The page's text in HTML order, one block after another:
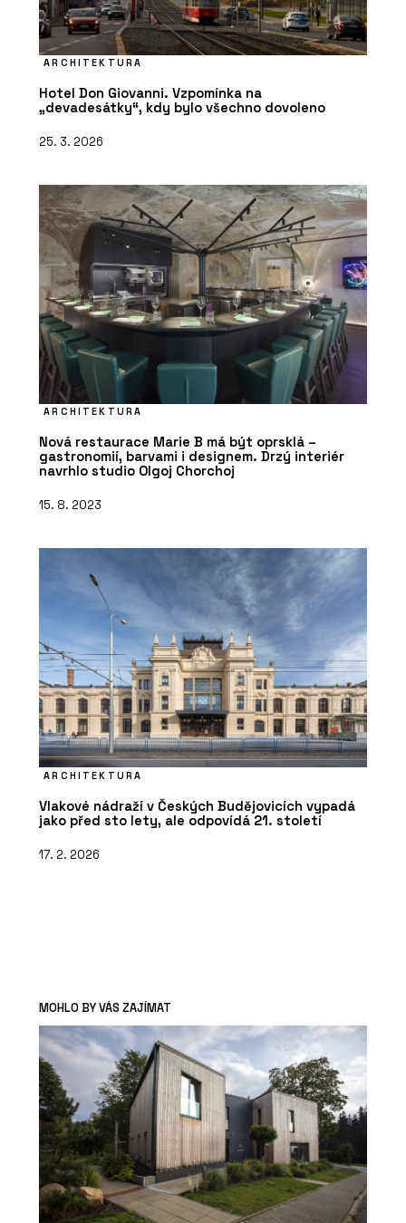
ARCHITEKTURA
Hotel Don Giovanni. Vzpomínka na
„devadesátky“, kdy bylo všechno dovoleno
25. 3. 2026
ARCHITEKTURA
Nová restaurace Marie B má být oprsklá –
gastronomií, barvami i designem. Drzý interiér
navrhlo studio Olgoj Chorchoj
15. 8. 2023
ARCHITEKTURA
Vlakové nádraží v Českých Budějovicích vypadá
jako před sto lety, ale odpovídá 21. století
17. 2. 2026
MOHLO BY VÁS ZAJÍMAT